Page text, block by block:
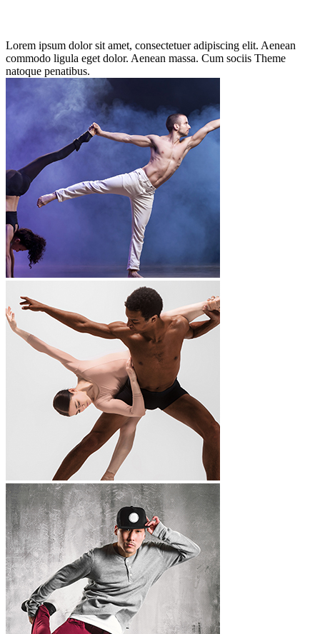
Lorem ipsum dolor sit amet, consectetuer adipiscing elit. Aenean
commodo ligula eget dolor. Aenean massa. Cum sociis Theme
natoque penatibus.